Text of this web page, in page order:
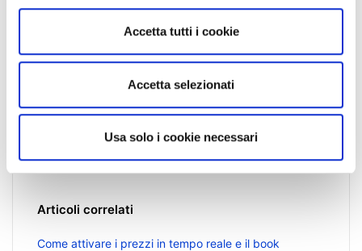
Accetta tutti i cookie
Accetta selezionati
Usa solo i cookie necessari
Scopri di più sulle nostre piattaforme di
Articoli correlati
Come attivare i prezzi in tempo reale e il book